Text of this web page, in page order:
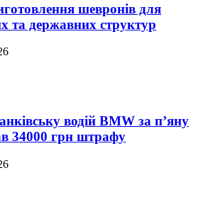
шевронів для
та державних структур
водій BMW за п’яну
34000 грн штрафу